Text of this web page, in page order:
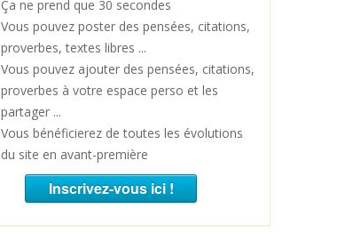
Ça ne prend que 30 secondes
Vous pouvez poster des pensées, citations,
proverbes, textes libres ...
Vous pouvez ajouter des pensées, citations,
proverbes à votre espace perso et les
partager ...
Vous bénéficierez de toutes les évolutions
du site en avant-première
Inscrivez-vous ici !